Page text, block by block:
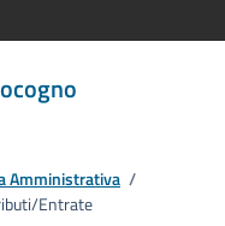
Amministrativa /
Entrate